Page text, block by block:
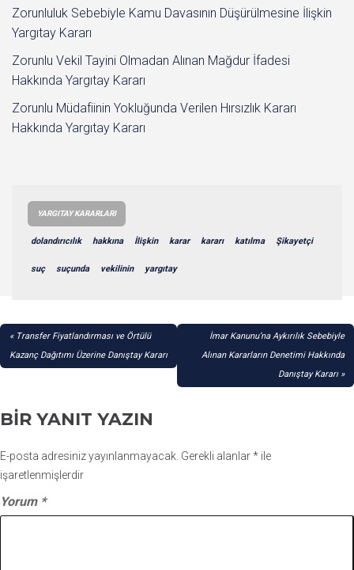
Zorunluluk Sebebiyle Kamu Davasının Düşürülmesine İlişkin
Yargıtay Kararı
Zorunlu Vekil Tayini Olmadan Alınan Mağdur İfadesi
Hakkında Yargıtay Kararı
Zorunlu Müdafiinin Yokluğunda Verilen Hırsızlık Kararı
Hakkında Yargıtay Kararı
YARGITAY KARARLARI
dolandırıcılık hakkına İlişkin karar kararı katılma Şikayetçi
suç suçunda vekilinin yargıtay
YAZI
GEZINMESI
Transfer Fiyatlandırması ve Örtülü
Kazanç Dağıtımı Üzerine Danıştay Kararı
İmar Kanunu’na Aykırılık Sebebiyle
Alınan Kararların Denetimi Hakkında
Danıştay Kararı
BIR YANIT YAZIN
E-posta adresiniz yayınlanmayacak. Gerekli alanlar* ile
işaretlenmişlerdir
Yorum *